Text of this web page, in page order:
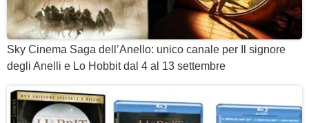
Sky Cinema Saga dell’Anello: unico canale per Il signore
degli Anelli e Lo Hobbit dal 4 al 13 settembre